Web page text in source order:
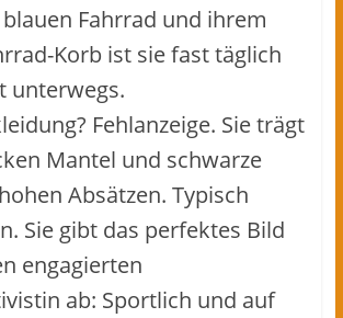
Fahrrad und ihrem
Korb ist sie fast täglich
unterwegs.
Fehlanzeige. Sie trägt
Mantel und schwarze
Absätzen. Typisch
Sie gibt das perfektes Bild
engagierten
ab: Sportlich und auf